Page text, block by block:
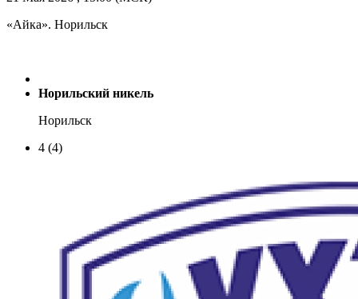
«Айка». Норильск
Норильский никель
Норильск
4 (4)